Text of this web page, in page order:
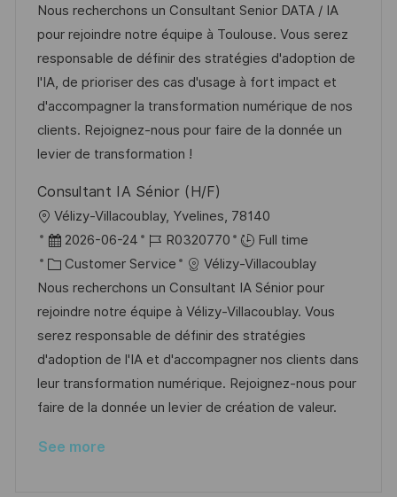
a
t
i
o
n
t
e
d
D
a
t
b
I
d
t
e
g
o
r
y
Nous recherchons un Consultant Senior DATA / IA
pour rejoindre notre équipe à Toulouse. Vous serez
responsable de définir des stratégies d'adoption de
l'IA, de prioriser des cas d'usage à fort impact et
d'accompagner la transformation numérique de nos
clients. Rejoignez-nous pour faire de la donnée un
levier de transformation !
Consultant IA Sénior (H/F)
L
o
c
a
t
i
o
n
Vélizy-Villacoublay, Yvelines, 78140
P
o
s
t
e
d
D
a
e
2026-06-24
J
o
b
I
d
R0320770
Full time
C
a
t
e
g
o
r
Customer Service
Vélizy-Villacoublay
Nous recherchons un Consultant IA Sénior pour
rejoindre notre équipe à Vélizy-Villacoublay. Vous
serez responsable de définir des stratégies
d'adoption de l'IA et d'accompagner nos clients dans
leur transformation numérique. Rejoignez-nous pour
faire de la donnée un levier de création de valeur.
See more